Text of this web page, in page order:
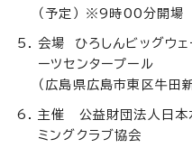
（予定） ※9時00分開場
会場 ひろしんビッグウェ
ーツセンタープール
（広島県広島市東区牛田
主催 公益財団法人日本
ミングクラブ協会